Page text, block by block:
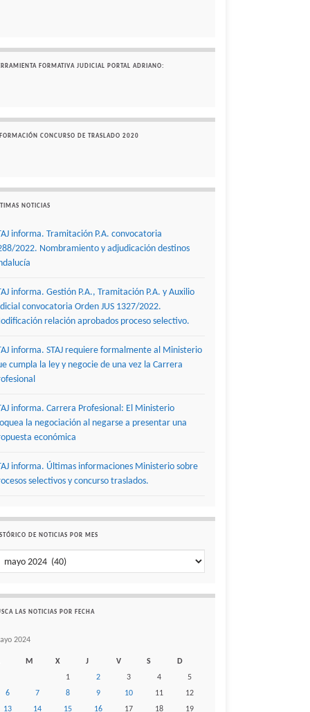
FORMATIVA JUDICIAL PORTAL ADRIANO:
CONCURSO DE TRASLADO 2020
NOTICIAS
informa. Tramitación P.A. convocatoria
2022. Nombramiento y adjudicación destinos
informa. Gestión P.A., Tramitación P.A. y Auxilio
convocatoria Orden JUS 1327/2022.
relación aprobados proceso selectivo.
informa. STAJ requiere formalmente al Ministerio
cumpla la ley y negocie de una vez la Carrera
informa. Carrera Profesional: El Ministerio
la negociación al negarse a presentar una
económica
informa. Últimas informaciones Ministerio sobre
selectivos y concurso traslados.
DE NOTICIAS POR MES
de noticias por mes
LAS NOTICIAS POR FECHA
2024
M X J V S
D
1
2 3 4
5
6
7 8 9 10 11
12
13
14 15 16 17 18
19